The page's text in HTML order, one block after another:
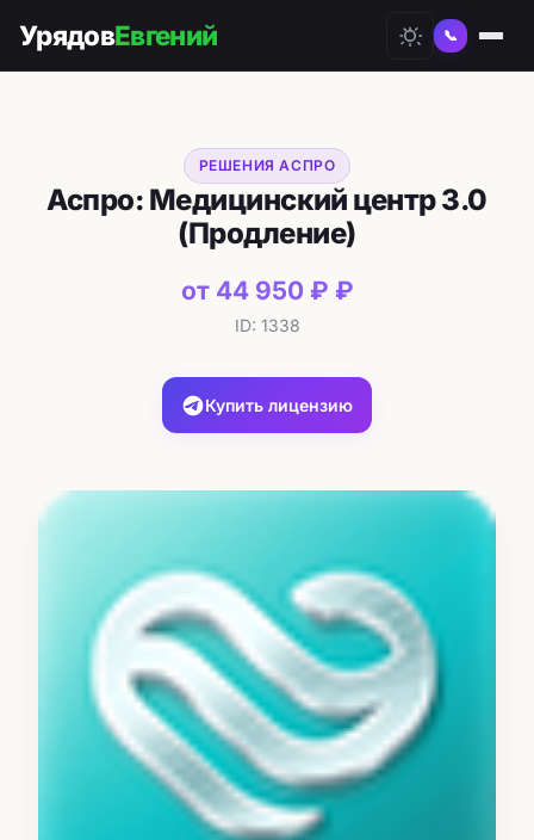
УрядовЕвгений 📞
РЕШЕНИЯ АСПРО
Аспро: Медицинский центр 3.0
(Продление)
от 44 950 ₽ ₽
ID: 1338
Купить лицензию